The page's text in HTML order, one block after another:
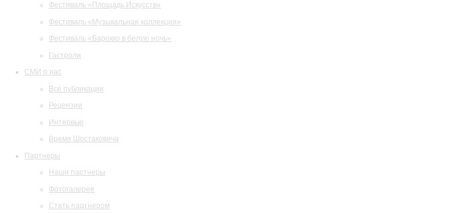
Фестиваль «Площадь Искусств»
Фестиваль «Музыкальная коллекция»
Фестиваль «Барокко в белую ночь»
Гастроли
СМИ о нас
Все публикации
Рецензии
Интервью
Время Шостаковича
Партнеры
Наши партнеры
Фотогалерея
Стать партнером